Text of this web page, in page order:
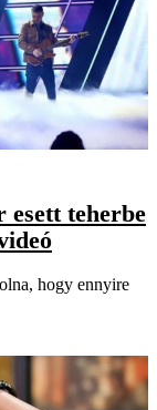
teherbe
hogy ennyire